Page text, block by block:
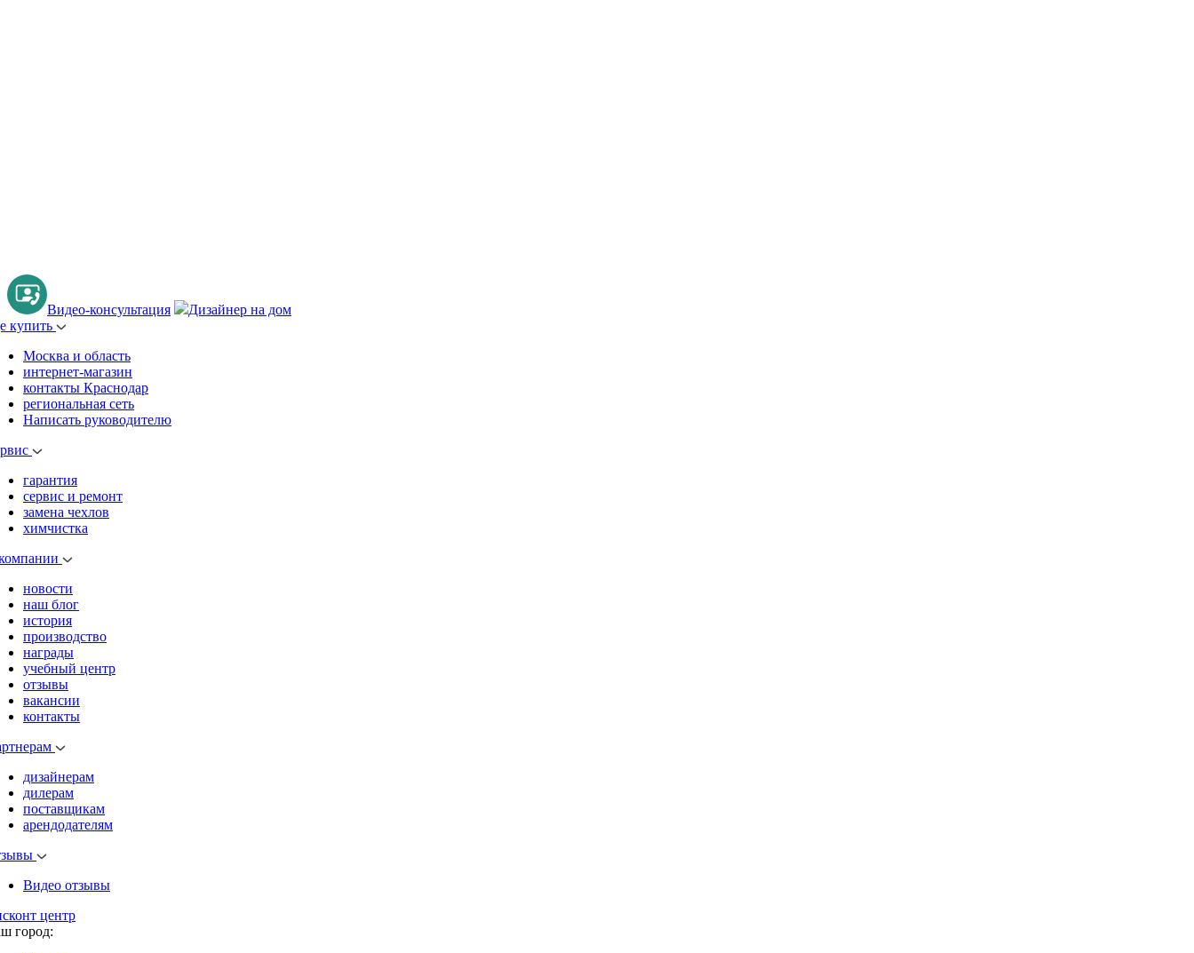
Видео-консультация
Дизайнер на дом
купить
Москва и область
интернет-магазин
контакты Краснодар
региональная сеть
Написать руководителю
гарантия
сервис и ремонт
замена чехлов
химчистка
новости
наш блог
история
производство
награды
учебный центр
отзывы
вакансии
контакты
дизайнерам
дилерам
поставщикам
арендодателям
Видео отзывы
центр
город: